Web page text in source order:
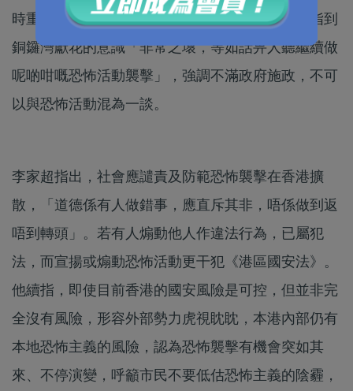
時重申案情嚴重，形同「謀殺」和「刺殺」，又指到
銅鑼灣獻花的意識「非常之壞，等如話畀人聽繼續做
呢啲咁嘅恐怖活動襲擊」，強調不滿政府施政，不可
以與恐怖活動混為一談。
李家超指出，社會應譴責及防範恐怖襲擊在香港擴
散，「道德係有人做錯事，應直斥其非，唔係做到返
唔到轉頭」。若有人煽動他人作違法行為，已屬犯
法，而宣揚或煽動恐怖活動更干犯《港區國安法》。
他續指，即使目前香港的國安風險是可控，但並非完
全沒有風險，形容外部勢力虎視眈眈，本港內部仍有
本地恐怖主義的風險，認為恐怖襲擊有機會突如其
來、不停演變，呼籲市民不要低估恐怖主義的陰霾，